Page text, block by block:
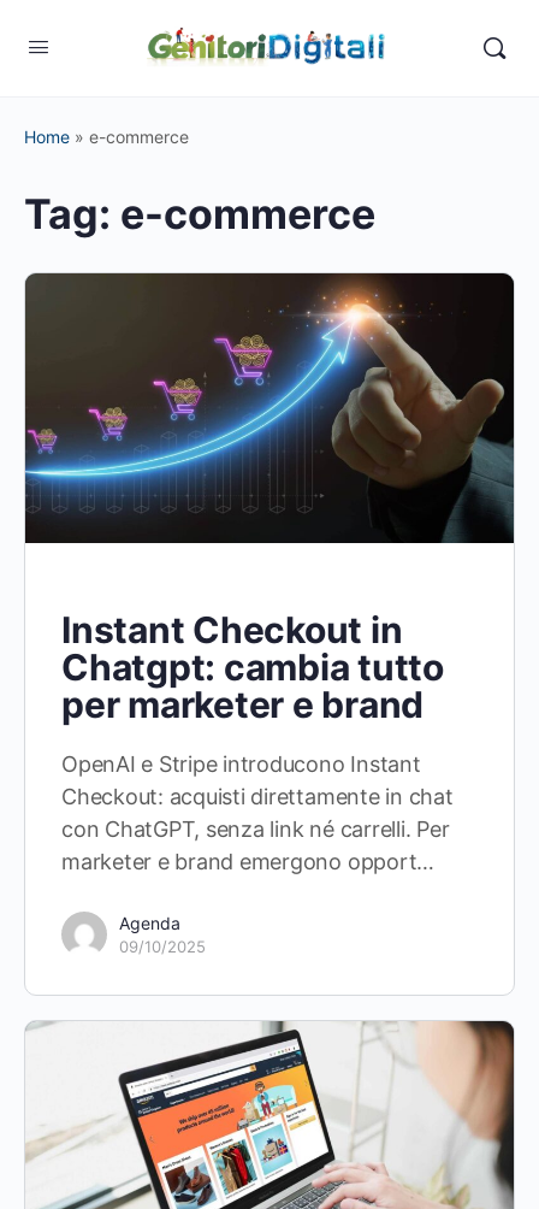
Home » e-commerce
Tag: e-commerce
Instant Checkout in
Chatgpt: cambia tutto
per marketer e brand
OpenAI e Stripe introducono Instant
Checkout: acquisti direttamente in chat
con ChatGPT, senza link né carrelli. Per
marketer e brand emergono opport…
Agenda
09/10/2025